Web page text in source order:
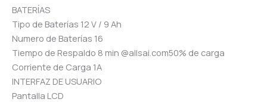
BATERÍAS
Tipo de Baterías 12 V / 9 Ah
Numero de Baterías 16
Tiempo de Respaldo 8 min @allsai.com50% de carga
Corriente de Carga 1A
INTERFAZ DE USUARIO
Pantalla LCD